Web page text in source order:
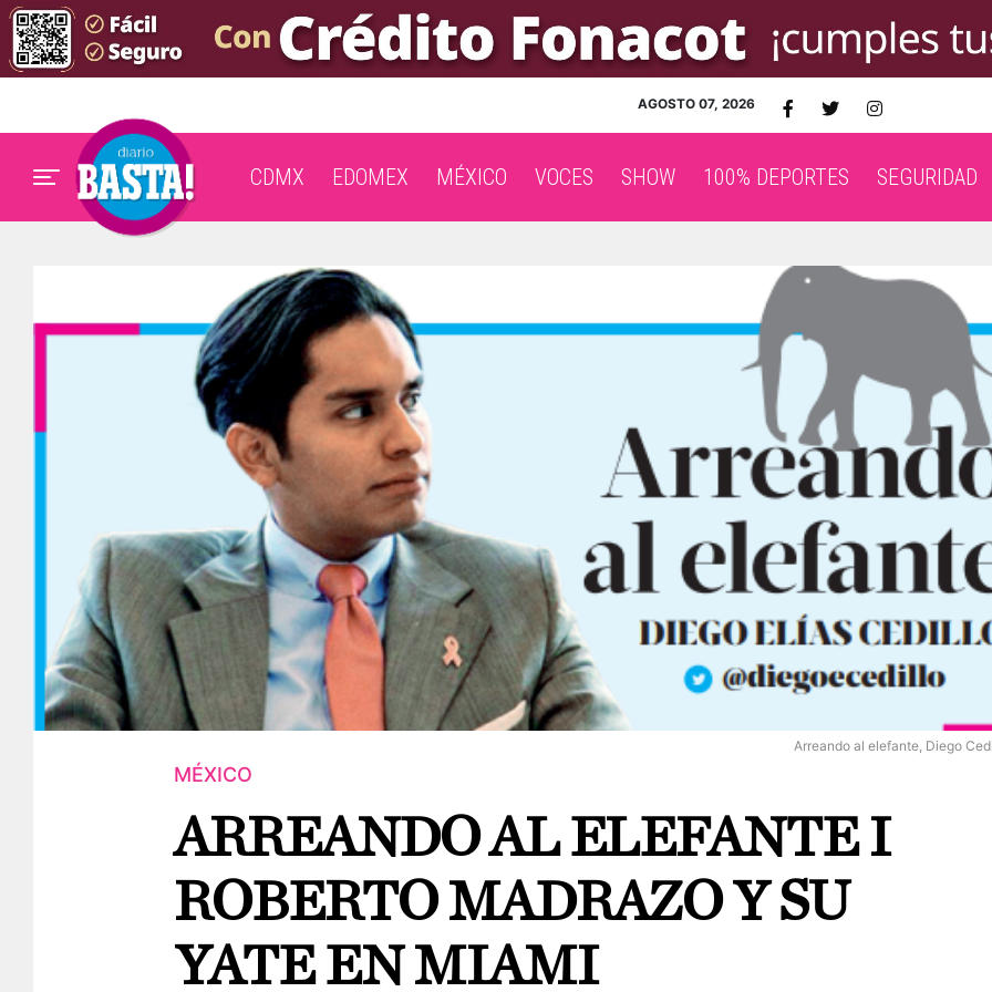
AGOSTO 07, 2026
CDMX EDOMEX MÉXICO VOCES SHOW 100% DEPORTES SEGURIDAD
Arreando al elefante, Diego
MÉXICO
ARREANDO AL ELEFANTE I
ROBERTO MADRAZO Y SU
YATE EN MIAMI